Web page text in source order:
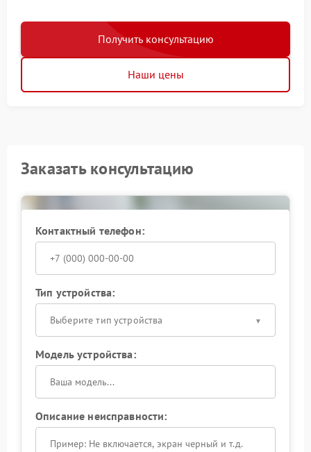
Получить консультацию
Наши цены
Заказать консультацию
Контактный телефон:
Тип устройства:
Выберите тип устройства
Модель устройства:
Описание неисправности: